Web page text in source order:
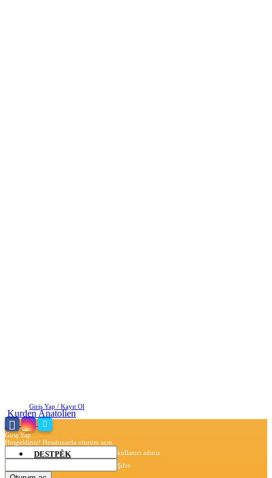
Giriş Yap / Kayıt Ol
Giriş Yap
Hoşgeldiniz! Hesabınızda oturum açın.
kullanıcı adınız
Şifre
Kurden Anatolien
DESTPÊK